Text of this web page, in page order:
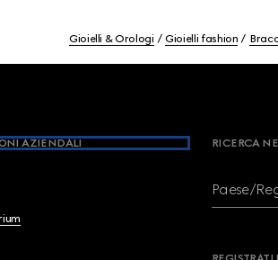
Gioielli & Orologi Gioielli fashion
AZIENDALI RICERCA
Paese/